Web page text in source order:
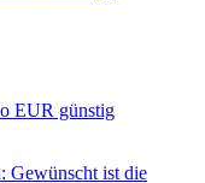
EUR günstig
Gewünscht ist die